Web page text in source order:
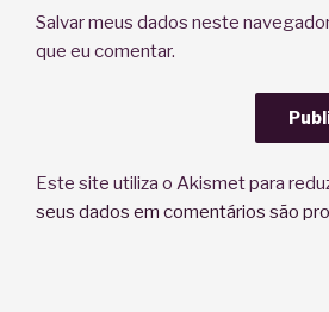
Salvar meus dados neste
que eu comentar.
Este site utiliza o Akismet para
seus dados em comentários são